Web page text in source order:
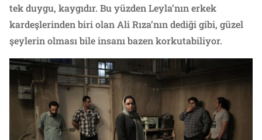
tek duygu, kaygıdır. Bu yüzden Leyla’nın erkek
kardeşlerinden biri olan Ali Rıza’nın dediği gibi, güzel
şeylerin olması bile insanı bazen korkutabiliyor.